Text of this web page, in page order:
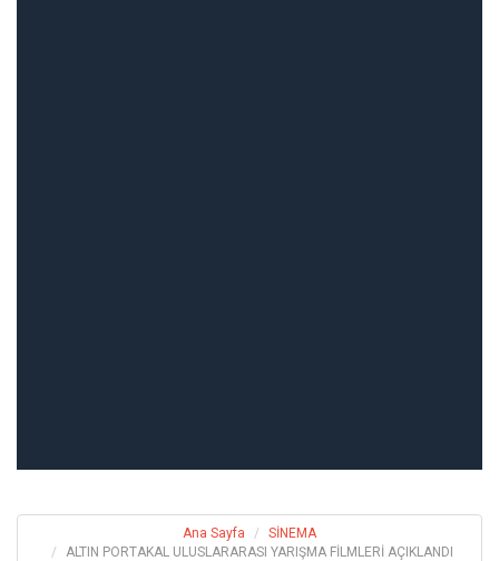
Ana Sayfa
SİNEMA
ALTIN PORTAKAL ULUSLARARASI YARIŞMA FİLMLERİ AÇIKLANDI